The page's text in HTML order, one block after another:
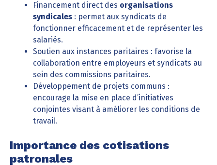
Financement direct des organisations
syndicales : permet aux syndicats de
fonctionner efficacement et de représenter les
salariés.
Soutien aux instances paritaires : favorise la
collaboration entre employeurs et syndicats au
sein des commissions paritaires.
Développement de projets communs :
encourage la mise en place d’initiatives
conjointes visant à améliorer les conditions de
travail.
Importance des cotisations
patronales